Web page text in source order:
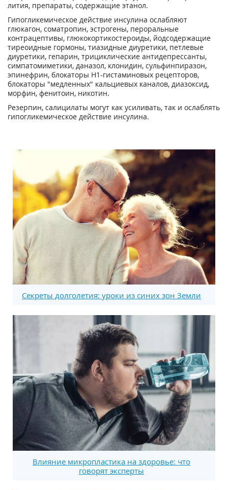
лития, препараты, содержащие этанол.
Гипогликемическое действие инсулина ослабляют
глюкагон, соматропин, эстрогены, пероральные
контрацептивы, глюкокортикостероиды, йодсодержащие
тиреоидные гормоны, тиазидные диуретики, петлевые
диуретики, гепарин, трициклические антидепрессанты,
симпатомиметики, даназол, клонидин, сульфинпиразон,
эпинефрин, блокаторы Н1-гистаминовых рецепторов,
блокаторы "медленных" кальциевых каналов, диазоксид,
морфин, фенитоин, никотин.
Резерпин, салицилаты могут как усиливать, так и ослаблять
гипогликемическое действие инсулина.
Секреты долголетия: уроки из синих зон Земли
Влияние микропластика на здоровье: что
говорят эксперты